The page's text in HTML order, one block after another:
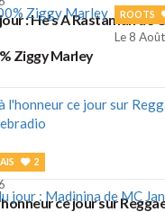
: He's A Rastaman de
ROOTS
Le 8
Ziggy Marley
2
ce jour sur